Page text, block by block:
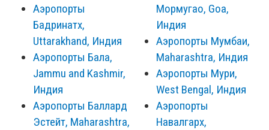
Аэропорты
Бадринатх,
Uttarakhand, Индия
Аэропорты Бала,
Jammu and Kashmir,
Индия
Аэропорты Баллард
Эстейт, Maharashtra,
Мормугао, Goa,
Индия
Аэропорты Мумбаи,
Maharashtra, Индия
Аэропорты Мури,
West Bengal, Индия
Аэропорты
Навалгарх,